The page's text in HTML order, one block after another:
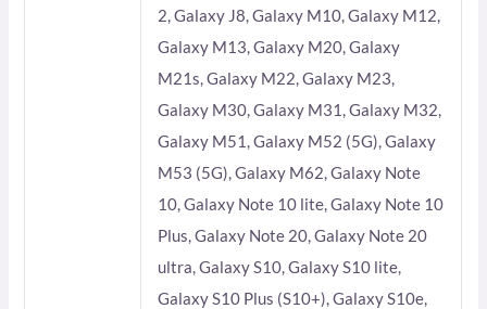
2, Galaxy J8, Galaxy M10, Galaxy M12,
Galaxy M13, Galaxy M20, Galaxy
M21s, Galaxy M22, Galaxy M23,
Galaxy M30, Galaxy M31, Galaxy M32,
Galaxy M51, Galaxy M52 (5G), Galaxy
M53 (5G), Galaxy M62, Galaxy Note
10, Galaxy Note 10 lite, Galaxy Note 10
Plus, Galaxy Note 20, Galaxy Note 20
ultra, Galaxy S10, Galaxy S10 lite,
Galaxy S10 Plus (S10+), Galaxy S10e,